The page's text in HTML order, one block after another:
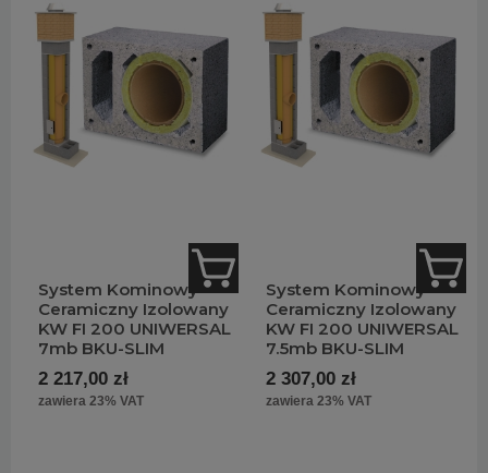
System Kominowy
Ceramiczny Izolowany
KW FI 200 UNIWERSAL
7mb BKU-SLIM
2 217,00 zł
zawiera 23% VAT
System Kominowy
Ceramiczny Izolowany
KW FI 200 UNIWERSAL
7.5mb BKU-SLIM
2 307,00 zł
zawiera 23% VAT